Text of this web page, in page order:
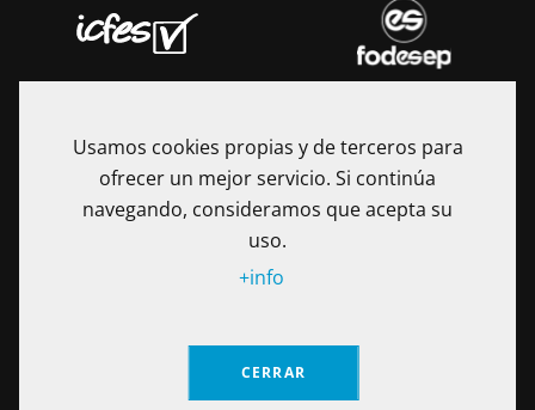
una Institución de Educación Superior sometida a la
inspección y vigilancia del Ministerio de Educación Nacional
Usamos cookies propias y de terceros para
ofrecer un mejor servicio. Si continúa
navegando, consideramos que acepta su
uso.
CERRAR
+info